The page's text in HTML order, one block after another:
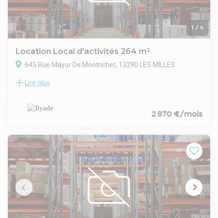
1 / 4
Location Local d'activités 264 m²
645 Rue Mayor De Montrichet, 13290 LES MILLES
Au sud d'Aix-en-Provence, dans la zone des Milles PAAP,
la Location.
Surface : 264 m² dont 132 m² de bureaux (en cours de
Climatisation réversible.
ILYADE, spécialiste en immobilier professionnel depuis 2005,
est à votre disposition pour vous accompagner dans vos
projets immobiliers.
Contact Visites : 06 73 52 19 78 Olivier de Gabriac
- Type de bail : Commercial
- Durée : 3/6/9 ans
- Préavis : 6 mois
Lire plus
2 970 €/mois